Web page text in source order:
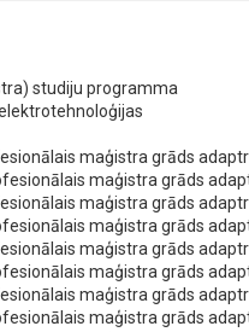
studiju programma
maģistra grāds
maģistra grāds
maģistra grāds
maģistra grāds
maģistra grāds
maģistra grāds
maģistra grāds
maģistra grāds